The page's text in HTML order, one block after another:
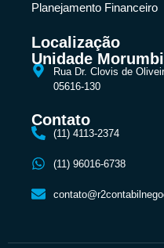
Planejamento Financeiro
Localização
Unidade
Rua Dr. Clovis de
05616-130
Contato
(11) 4113-2374
(11) 96016-6738